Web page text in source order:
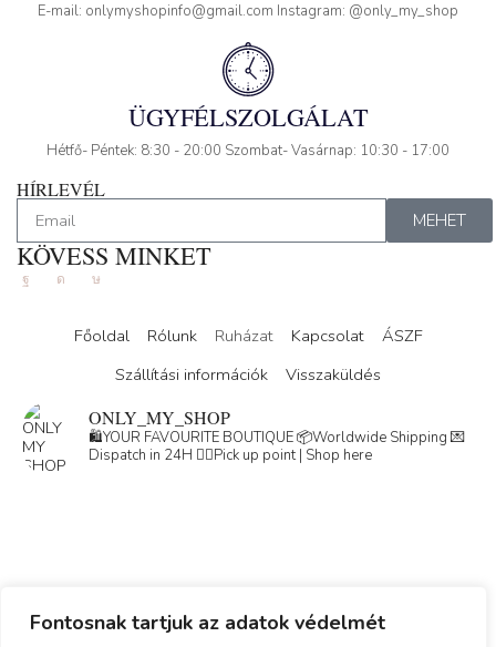
Fontosnak tartjuk az adatok védelmét
E-mail: onlymyshopinfo@gmail.com Instagram: @only_my_shop
ÜGYFÉLSZOLGÁLAT
Hétfő- Péntek: 8:30 - 20:00 Szombat- Vasárnap: 10:30 - 17:00
HÍRLEVÉL
MEHET
KÖVESS MINKET
Főoldal Rólunk Ruházat Kapcsolat
ÁSZF
Szállítási információk
Visszaküldés
ONLY_MY_SHOP
🛍️YOUR FAVOURITE BOUTIQUE📦Worldwide Shipping 💌
Dispatch in 24H 👇🏽Pick up point | Shop here
Load More Follow on Instagram